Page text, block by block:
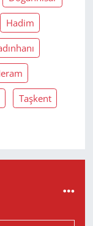
Hadim
Taşkent